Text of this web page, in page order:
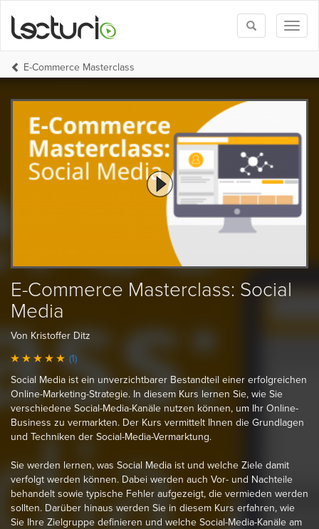
Toggle
search
E-Commerce Masterclass
E-Commerce Masterclass: Social
Media
Von Kristoffer Ditz
(1)
Social Media ist ein unverzichtbarer Bestandteil einer erfolgreichen
Online-Marketing-Strategie. In diesem Kurs lernen Sie, wie Sie
verschiedene Social-Media-Kanäle nutzen können, um Ihr Online-
Business zu vermarkten. Der Kurs vermittelt Ihnen die Grundlagen
und Techniken der Social-Media-Vermarktung.
Sie werden lernen, was Social Media ist und welche Ziele damit
verfolgt werden können. Dabei werden auch Vor- und Nachteile
behandelt sowie typische Fehler aufgezeigt, die vermieden werden
sollten. Darüber hinaus werden Sie in diesem Kurs erfahren, wie
Sie Ihre Zielgruppe definieren und welche Social-Media-Kanäle am